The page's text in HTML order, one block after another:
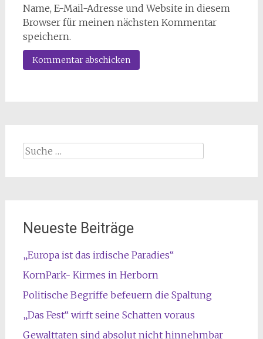
Name, E-Mail-Adresse und Website in diesem
Browser für meinen nächsten Kommentar
speichern.
Suche
Neueste Beiträge
„Europa ist das irdische Paradies“
KornPark- Kirmes in Herborn
Politische Begriffe befeuern die Spaltung
„Das Fest“ wirft seine Schatten voraus
Gewalttaten sind absolut nicht hinnehmbar